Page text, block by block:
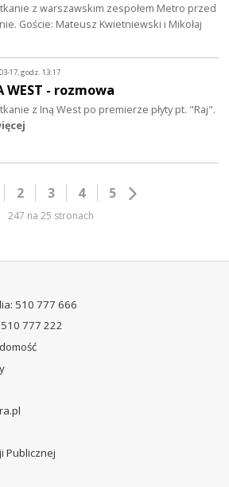
z warszawskim zespołem Metro przed
Goście: Mateusz Kwietniewski i Mikołaj
17, godz. 13:17
WEST - rozmowa
z Iną West po premierze płyty pt. "Raj".
2 3 4 5
247 na 25 stronach
510 777 666
777 222
Publicznej